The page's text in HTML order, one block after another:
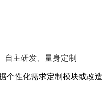
自主研发、量身定制
性化需求定制模块或改